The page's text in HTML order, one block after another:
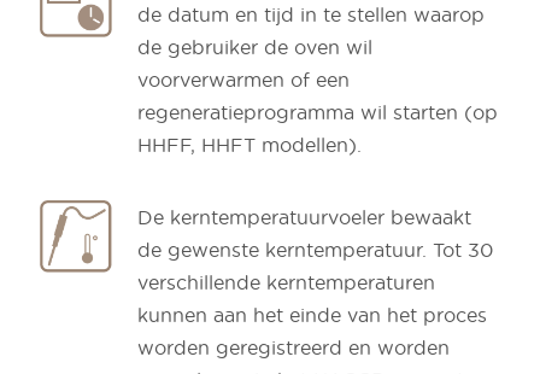
de datum en tijd in te stellen waarop
de gebruiker de oven wil
voorverwarmen of een
regeneratieprogramma wil starten (op
HHFF, HHFT modellen).
De kerntemperatuurvoeler bewaakt
de gewenste kerntemperatuur. Tot 30
verschillende kerntemperaturen
kunnen aan het einde van het proces
worden geregistreerd en worden